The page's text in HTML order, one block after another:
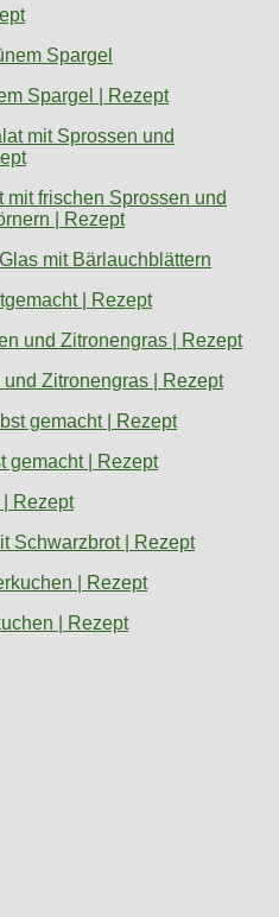
Spargel | Rezept
mit frischen Sprossen und
| Rezept
| Rezept
Zitronengras | Rezept
gemacht | Rezept
Schwarzbrot | Rezept
| Rezept